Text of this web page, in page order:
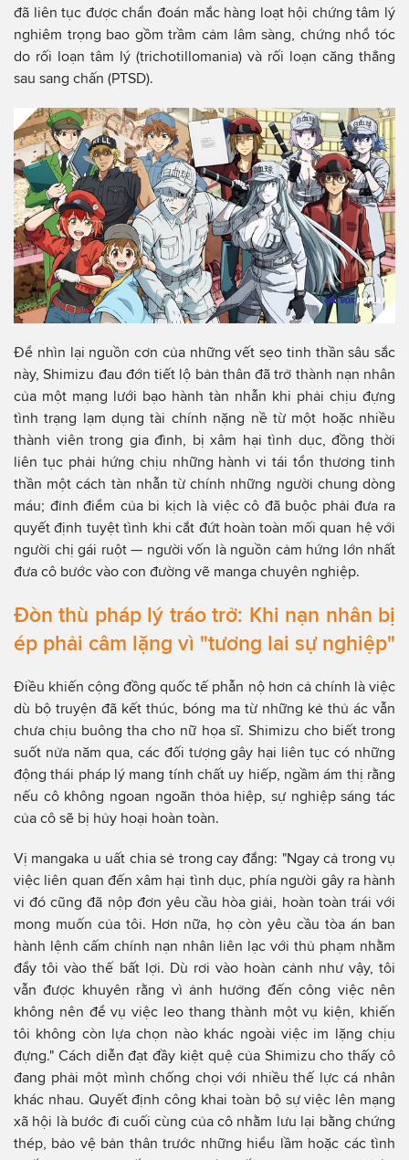
đã liên tục được chẩn đoán mắc hàng loạt hội chứng tâm lý
nghiêm trọng bao gồm trầm cảm lâm sàng, chứng nhổ tóc
do rối loạn tâm lý (trichotillomania) và rối loạn căng thẳng
sau sang chấn (PTSD).
Để nhìn lại nguồn cơn của những vết sẹo tinh thần sâu sắc
này, Shimizu đau đớn tiết lộ bản thân đã trở thành nạn nhân
của một mạng lưới bạo hành tàn nhẫn khi phải chịu đựng
tình trạng lạm dụng tài chính nặng nề từ một hoặc nhiều
thành viên trong gia đình, bị xâm hại tình dục, đồng thời
liên tục phải hứng chịu những hành vi tái tổn thương tinh
thần một cách tàn nhẫn từ chính những người chung dòng
máu; đỉnh điểm của bi kịch là việc cô đã buộc phải đưa ra
quyết định tuyệt tình khi cắt đứt hoàn toàn mối quan hệ với
người chị gái ruột — người vốn là nguồn cảm hứng lớn nhất
đưa cô bước vào con đường vẽ manga chuyên nghiệp.
Đòn thù pháp lý tráo trở: Khi nạn nhân bị
ép phải câm lặng vì "tương lai sự nghiệp"
Điều khiến cộng đồng quốc tế phẫn nộ hơn cả chính là việc
dù bộ truyện đã kết thúc, bóng ma từ những kẻ thủ ác vẫn
chưa chịu buông tha cho nữ họa sĩ. Shimizu cho biết trong
suốt nửa năm qua, các đối tượng gây hại liên tục có những
động thái pháp lý mang tính chất uy hiếp, ngầm ám thị rằng
nếu cô không ngoan ngoãn thỏa hiệp, sự nghiệp sáng tác
của cô sẽ bị hủy hoại hoàn toàn.
Vị mangaka u uất chia sẻ trong cay đắng: "Ngay cả trong vụ
việc liên quan đến xâm hại tình dục, phía người gây ra hành
vi đó cũng đã nộp đơn yêu cầu hòa giải, hoàn toàn trái với
mong muốn của tôi. Hơn nữa, họ còn yêu cầu tòa án ban
hành lệnh cấm chính nạn nhân liên lạc với thủ phạm nhằm
đẩy tôi vào thế bất lợi. Dù rơi vào hoàn cảnh như vậy, tôi
vẫn được khuyên rằng vì ảnh hưởng đến công việc nên
không nên để vụ việc leo thang thành một vụ kiện, khiến
tôi không còn lựa chọn nào khác ngoài việc im lặng chịu
đựng." Cách diễn đạt đầy kiệt quệ của Shimizu cho thấy cô
đang phải một mình chống chọi với nhiều thế lực cá nhân
khác nhau. Quyết định công khai toàn bộ sự việc lên mạng
xã hội là bước đi cuối cùng của cô nhằm lưu lại bằng chứng
thép, bảo vệ bản thân trước những hiểu lầm hoặc các tình